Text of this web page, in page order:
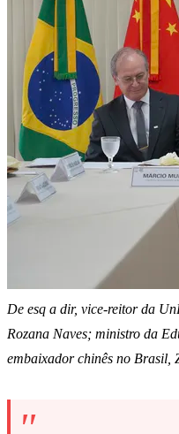
De esq a dir, vice-reitor da
Rozana Naves; ministro da
embaixador chinês no Brasil,